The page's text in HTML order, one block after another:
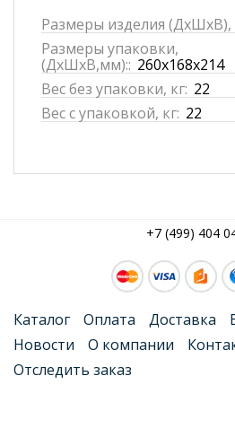
Размеры изделия (ДхШхВ),
Размеры упаковки,
(ДхШхВ,мм):: 260x168x214
Вес без упаковки, кг: 22
Вес с упаковкой, кг: 22
+7 (499) 404
Каталог Оплата Доставка
Новости
О компании
Отследить заказ